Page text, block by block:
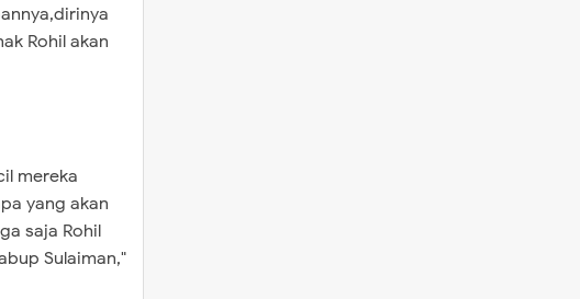
Rohil akan
mereka
yang akan
saja Rohil
Sulaiman,"